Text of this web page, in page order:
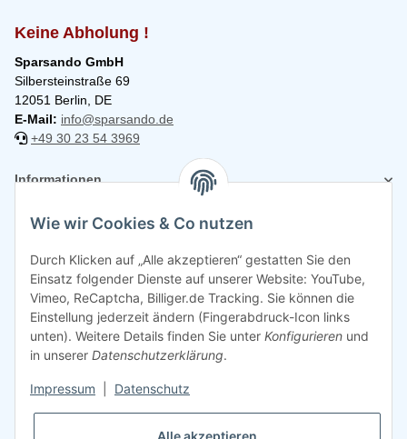
Keine Abholung !
Sparsando GmbH
Silbersteinstraße 69
12051 Berlin, DE
E-Mail: info@sparsando.de
+49 30 23 54 3969
Informationen
Rechtliches
Wie wir Cookies & Co nutzen
Durch Klicken auf „Alle akzeptieren“ gestatten Sie den
Einsatz folgender Dienste auf unserer Website: YouTube,
Vimeo, ReCaptcha, Billiger.de Tracking. Sie können die
Einstellung jederzeit ändern (Fingerabdruck-Icon links
unten). Weitere Details finden Sie unter Konfigurieren und
in unserer Datenschutzerklärung.
Impressum Datenschutz
Alle akzeptieren